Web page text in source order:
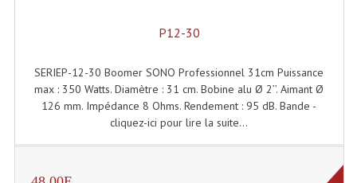
Projecteurs Déco À Leds
Projecteurs Leds
P12-30
SERIEP-12-30 Boomer SONO Professionnel 31cm Puissance
max : 350 Watts. Diamètre : 31 cm. Bobine alu Ø 2’’. Aimant Ø
126 mm. Impédance 8 Ohms. Rendement : 95 dB. Bande -
cliquez-ici pour lire la suite...